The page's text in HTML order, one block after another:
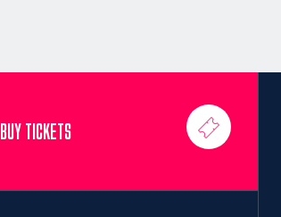
BUY TICKETS